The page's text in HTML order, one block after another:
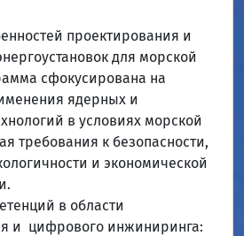
проектирования и
для морской
сфокусирована на
ядерных и
в условиях морской
требования к безопасности,
и экономической
в области
и цифрового инжиниринга: